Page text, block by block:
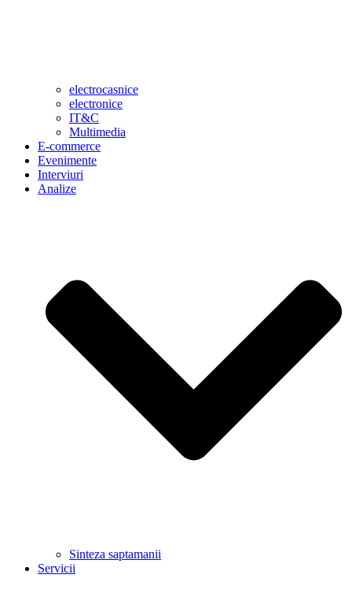
electrocasnice
electronice
IT&C
Multimedia
E-commerce
Evenimente
Interviuri
Analize
Sinteza saptamanii
Servicii